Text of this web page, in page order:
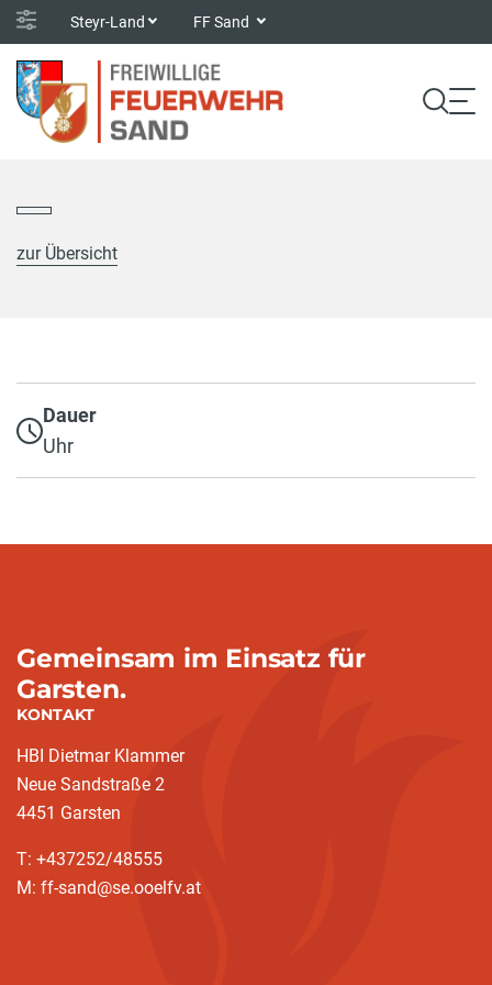
Steyr-Land FF Sand
zur Übersicht
Dauer
Uhr
Gemeinsam im Einsatz für
Garsten.
KONTAKT
HBI Dietmar Klammer
Neue Sandstraße 2
4451 Garsten
T: +437252/48555
M: ff-sand@se.ooelfv.at